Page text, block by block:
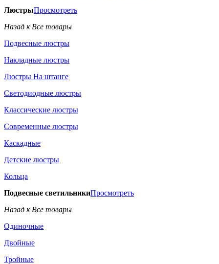
ЛюстрыПросмотреть
Назад к Все товары
Подвесные люстры
Накладные люстры
Люстры На штанге
Светодиодные люстры
Классические люстры
Современные люстры
Каскадные
Детские люстры
Кольца
Подвесные светильникиПросмотреть
Назад к Все товары
Одиночные
Двойные
Тройные